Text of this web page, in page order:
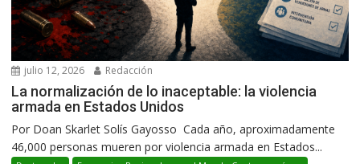
julio 12, 2026 Redacción
La normalización de lo inaceptable: la violencia
armada en Estados Unidos
Por Doan Skarlet Solís Gayosso Cada año, aproximadamente
46,000 personas mueren por violencia armada en Estados...